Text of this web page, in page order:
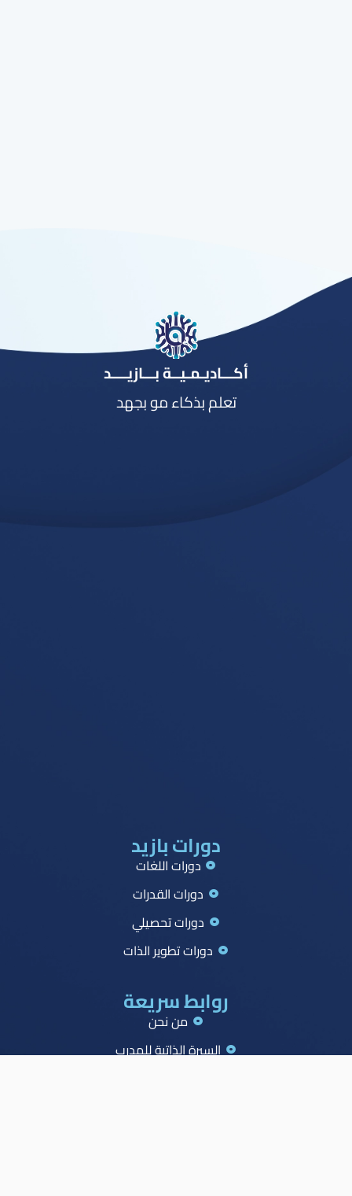
أكـــاديـمـيــة بـــازيــــد
تعلم بذكاء مو بجهد
دورات بازيد
دورات اللغات
دورات القدرات
دورات تحصيلي
دورات تطوير الذات
روابط سريعة
من نحن
السيرة الذاتية للمدرب